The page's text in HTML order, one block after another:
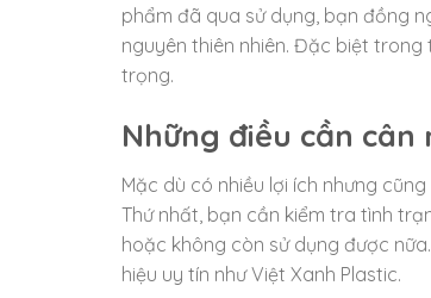
phẩm đã qua sử dụng, bạn đồng
nguyên thiên nhiên. Đặc biệt
trọng.
Những điều cần
Mặc dù có nhiều lợi ích nhưng
Thứ nhất, bạn cần kiểm tra tình
hoặc không còn sử dụng được
hiệu uy tín như Việt Xanh Plastic.